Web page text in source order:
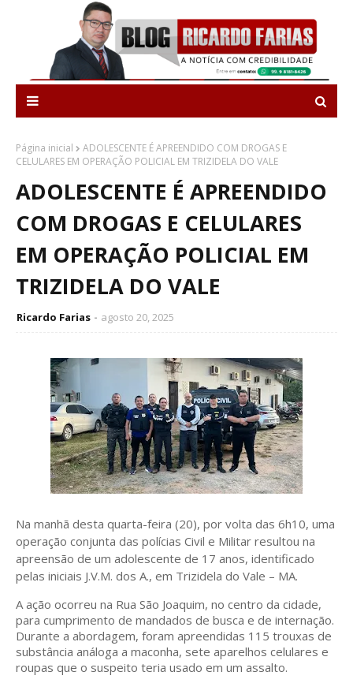
Página inicial
ADOLESCENTE É APREENDIDO COM DROGAS E
CELULARES EM OPERAÇÃO POLICIAL EM TRIZIDELA DO VALE
ADOLESCENTE É APREENDIDO
COM DROGAS E CELULARES
EM OPERAÇÃO POLICIAL EM
TRIZIDELA DO VALE
Ricardo Farias agosto 20, 2025
Na manhã desta quarta-feira (20), por volta das 6h10, uma
operação conjunta das polícias Civil e Militar resultou na
apreensão de um adolescente de 17 anos, identificado
pelas iniciais J.V.M. dos A., em Trizidela do Vale – MA.
A ação ocorreu na Rua São Joaquim, no centro da cidade,
para cumprimento de mandados de busca e de internação.
Durante a abordagem, foram apreendidas 115 trouxas de
substância análoga a maconha, sete aparelhos celulares e
roupas que o suspeito teria usado em um assalto.